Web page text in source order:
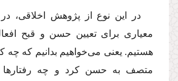
‌در این نوع از پژوهش اخلاقی،
معیاری برای تعیین حسن و قبح
هستیم. یعنی می‌خواهیم بدانیم كه چه
متصف به حسن كرد و چه رفتارها و